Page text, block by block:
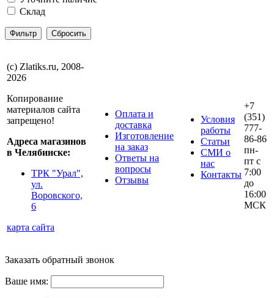
Склад
(с) Zlatiks.ru, 2008-
2026
Копирование
материалов сайта
запрещено!
Адреса магазинов
в Челябинске:
ТРК "Урал",
ул.
Воровского,
6
карта сайта
Оплата и
доставка
Изготовление
на заказ
Ответы на
вопросы
Отзывы
Условия
работы
Статьи
СМИ о
нас
Контакты
+7
(351)
777-
86-86
пн-
пт с
7:00
до
16:00
МСК
Заказать обратный звонок
Ваше имя: